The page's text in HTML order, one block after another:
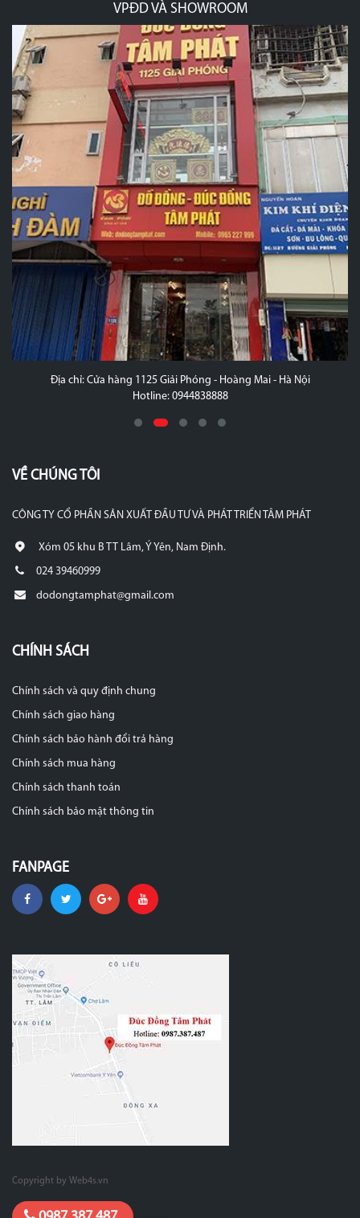
VPĐD VÀ SHOWROOM
Địa chỉ: Cửa hàng 1125 Giải Phóng - Hoàng Mai - Hà Nội
Hotline: 0944838888
VỀ CHÚNG TÔI
CÔNG TY CỔ PHẦN SẢN XUẤT ĐẦU TƯ VÀ PHÁT TRIỂN TÂM PHÁT
Xóm 05 khu B TT Lâm, Ý Yên, Nam Định.
024 39460999
dodongtamphat@gmail.com
CHÍNH SÁCH
Chính sách và quy định chung
Chính sách giao hàng
Chính sách bảo hành đổi trả hàng
Chính sách mua hàng
Chính sách thanh toán
Chính sách bảo mật thông tin
FANPAGE
Copyright by Web4s.vn